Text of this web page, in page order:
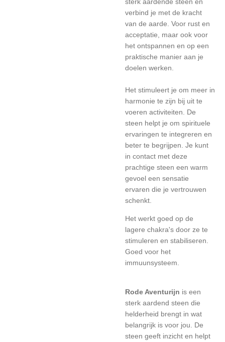
verbind je met de kracht
van de aarde. Voor rust en
acceptatie, maar ook voor
het ontspannen en op een
praktische manier aan je
doelen werken.
Het stimuleert je om meer in
harmonie te zijn bij uit te
voeren activiteiten. De
steen helpt je om spirituele
ervaringen te integreren en
beter te begrijpen. Je kunt
in contact met deze
prachtige steen een warm
gevoel een sensatie
ervaren die je vertrouwen
schenkt.
Het werkt goed op de
lagere chakra's door ze te
stimuleren en stabiliseren.
Goed voor het
immuunsysteem.
Rode Aventurijn is een
sterk aardend steen die
helderheid brengt in wat
belangrijk is voor jou. De
steen geeft inzicht en helpt